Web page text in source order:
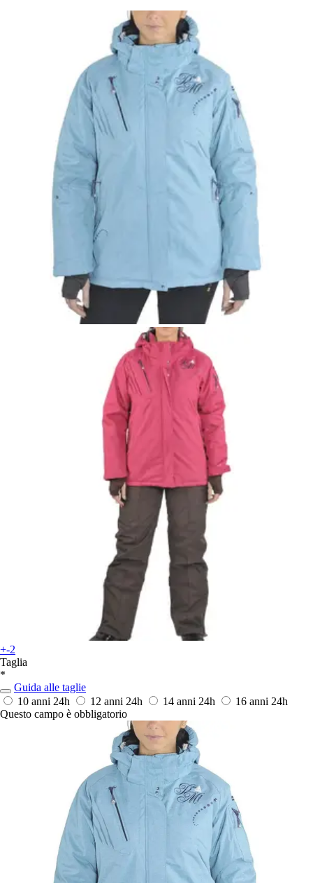
+-2
Taglia
*
Guida alle taglie
10 anni 24h 12 anni 24h 14 anni 24h 16 anni 24h
Questo campo è obbligatorio